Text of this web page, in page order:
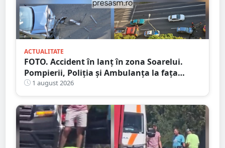
ACTUALITATE
FOTO. Accident în lanț în zona Soarelui.
Pompierii, Poliția și Ambulanța la fața
locului
1 august 2026